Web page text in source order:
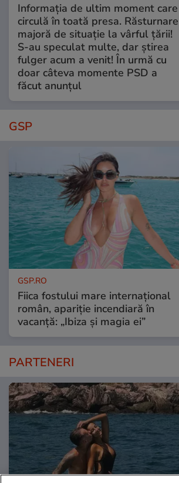
Informația de ultim moment care
circulă în toată presa. Răsturnare
majoră de situație la vârful țării!
S-au speculat multe, dar știrea
fulger acum a venit! În urmă cu
doar câteva momente PSD a
făcut anunțul
GSP
GSP.RO
Fiica fostului mare internațional
român, apariție incendiară în
vacanță: „Ibiza și magia ei”
PARTENERI